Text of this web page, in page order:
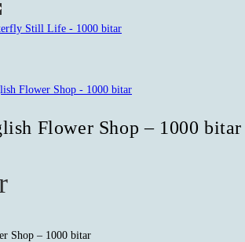
Flower Shop – 1000 bitar
Shop – 1000 bitar